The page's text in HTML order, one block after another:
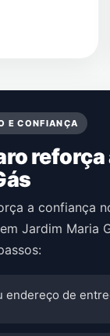
E CONFIANÇA
a confiança
em Jardim Maria
endereço de